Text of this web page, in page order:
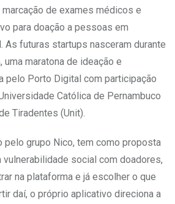
de exames médicos e
para doação a pessoas em
As futuras startups nasceram durante
uma maratona de ideação e
pelo Porto Digital com participação
Católica de Pernambuco
Tiradentes (Unit).
pelo grupo Nico, tem como proposta
social com doadores,
na plataforma e já escolher o que
daí, o próprio aplicativo direciona a